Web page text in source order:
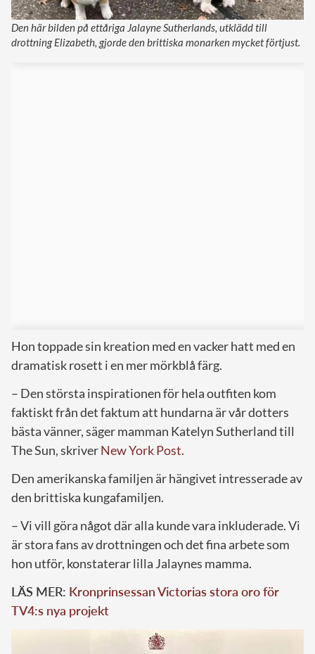
Den här bilden på ettåriga Jalayne Sutherlands, utklädd till
drottning Elizabeth, gjorde den brittiska monarken mycket förtjust.
Hon toppade sin kreation med en vacker hatt med en
dramatisk rosett i en mer mörkblå färg.
– Den största inspirationen för hela outfiten kom
faktiskt från det faktum att hundarna är vår dotters
bästa vänner, säger mamman Katelyn Sutherland till
The Sun, skriverNew York Post.
Den amerikanska familjen är hängivet intresserade av
den brittiska kungafamiljen.
– Vi vill göra något där alla kunde vara inkluderade. Vi
är stora fans av drottningen och det fina arbete som
hon utför, konstaterar lilla Jalaynes mamma.
LÄS MER: Kronprinsessan Victorias stora oro för
TV4:s nya projekt